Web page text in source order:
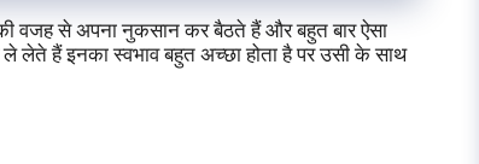
वजह से अपना नुकसान कर बैठते हैं और बहुत बार ऐसा
लेते हैं इनका स्वभाव बहुत अच्छा होता है पर उसी के साथ